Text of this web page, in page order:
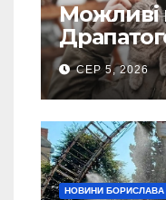
Можливі
посаду у
СЕР 5, 2026
НОВИНИ БОРИСЛАВА